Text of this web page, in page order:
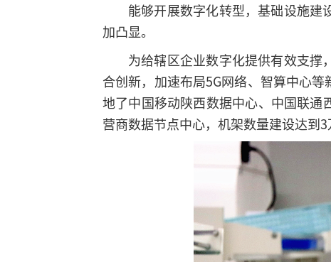
能够开展数字化转型，基础设施
加凸显。
为给辖区企业数字化提供有效支撑
合创新，加速布局5G网络、智算中心
地了中国移动陕西数据中心、中国联
营商数据节点中心，机架数量建设达到